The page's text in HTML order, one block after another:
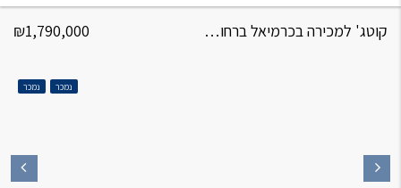
קוטג' למכירה בכרמיאל ברחוב נשר קוטג' 6 חדרים ₪1,790,000
נמכר נמכר